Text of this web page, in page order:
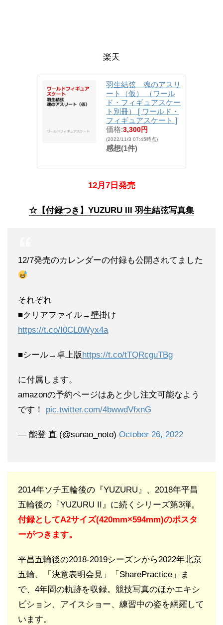
楽天
羽生結弦 魂のアスリ
ート（仮） （ワール
ド・フィギュアスケー
ト別冊） [ ワールド・
フィギュアスケート ]
価格:3,300円
(2022/11/3 07:45時点)
感想(1件)
12月7日発売
☆【付録つき】YUZURU III 羽生結弦写真集
12/7発売のカレンダーの付録も公開されてました
それぞれ
■クリアファイル→壁掛け
https://t.co/I0CL0Wyx4a
■シール→卓上版https://t.co/tTQRcguTBg
に付属します。
amazonの予約ページはあと少し注文可能なよう
です！ pic.twitter.com/4bwwdVfxnG
— 能登 直 (@sunao_noto) October 26, 2022
2014年ソチ五輪後の『YUZURU』、2018年平昌
五輪後の『YUZURU II』に続くシリーズ第3弾。
付録としてA2サイズ(420mm×594mm)のポスタ
ーがつきます。
平昌五輪後の2018-2019シーズンから2022年北京
五輪、「決意表明会見」「SharePractice」ま
で、4年間の軌跡を収録。競技写真のほかエキシ
ビション、アイスショー、練習中の姿を網羅して
います。